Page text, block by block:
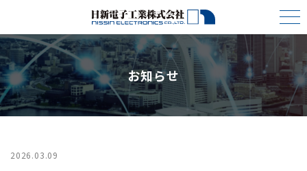
お知らせ
2026.03.09